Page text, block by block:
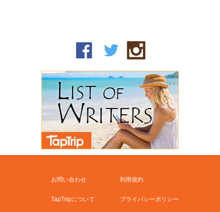
お問い合わせ 利用規約
TapTripについて プライバシーポリシー